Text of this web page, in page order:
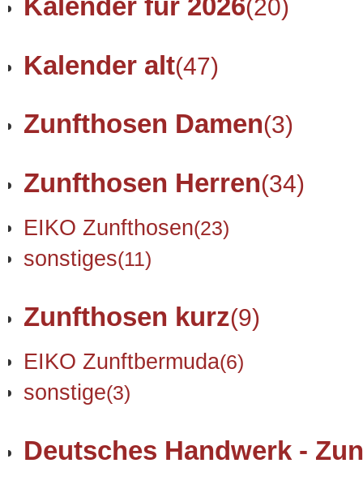
(20)
Kalender alt(47)
Zunfthosen Damen(3)
Zunfthosen Herren(34)
EIKO Zunfthosen(23)
sonstiges(11)
Zunfthosen kurz(9)
EIKO Zunftbermuda(6)
sonstige(3)
Deutsches Handwerk -